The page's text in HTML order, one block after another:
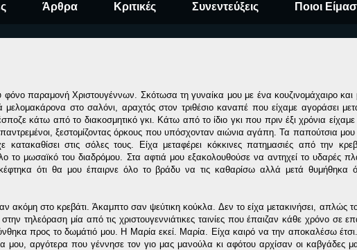
Άρθρα Κριτικές Συνεντεύξεις Ποιοι
παραμονή Χριστουγέννων. Σκότωσα τη γυναίκα μου με ένα κουζινομάχαιρο και
μελομακάρονα στο σαλόνι, αραχτός στον τριθέσιο καναπέ που είχαμε αγοράσει
κάτω από το διακοσμητικό γκι. Κάτω από το ίδιο γκι που πριν έξι χρόνια είχαμε
ξεστομίζοντας όρκους που υπόσχονταν αιώνια αγάπη. Τα παπούτσια
στις σόλες τους. Είχα μεταφέρει κόκκινες πατημασιές από την
το μωσαϊκό του διαδρόμου. Στα αφτιά μου εξακολουθούσε να αντηχεί το υδαρές
ότι θα μου έπαιρνε όλο το βράδυ να τις καθαρίσω αλλά μετά θυμήθηκα
ακόμη στο κρεβάτι. Άκαμπτο σαν ψεύτικη κούκλα. Δεν το είχα μετακινήσει, απλώς
τηλεόραση μία από τις χριστουγεννιάτικες ταινίες που έπαιζαν κάθε χρόνο σε
προς το δωμάτιό μου. Η Μαρία εκεί. Μαρία. Είχα καιρό να την αποκαλέσω
μου, αργότερα που γέννησε τον γιο μας μανούλα κι αφότου αρχίσαν οι καβγάδες